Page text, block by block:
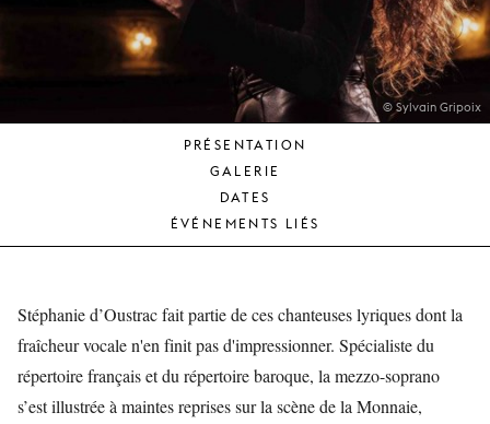
PUBLIC
MONNAIE
SOUTENIR
© Sylvain Gripoix
PRÉSENTATION
GALERIE
DATES
ÉVÉNEMENTS LIÉS
Stéphanie d’Oustrac fait partie de ces chanteuses lyriques dont la
fraîcheur vocale n'en finit pas d'impressionner. Spécialiste du
répertoire français et du répertoire baroque, la mezzo-soprano
s’est illustrée à maintes reprises sur la scène de la Monnaie,